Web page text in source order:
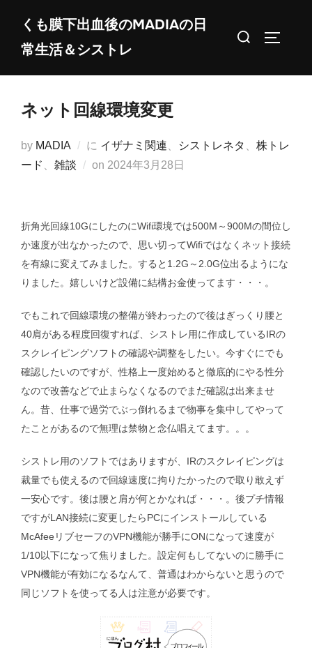
くも膜下出血後のMADIAの日
常生活＆シストレ
検
ネット回線環境変更
by MADIA に イザナミ関連 シストレネタ
株トレ
ード
雑談 on 投
2024年3月28日
折角光回線10GにしたのにWifi環境では500M～900Mの間位し
か速度が出なかったので、思い切ってWifiではなくネット接続
を有線に変えてみました。すると1.2G～2.0G位出るようにな
りました。嬉しいけど設備に結構お金使ってます・・・。
でもこれで回線環境の整備が終わったので後はぎっくり腰と
40肩がある程度回復すれば、シストレ用に作成しているIRの
スクレイピングソフトの確認や調整をしたい。今すぐにでも
確認したいのですが、性格上一度始めると徹底的にやる性分
なので改善などで止まらなくなるのでまだ確認は出来ませ
ん。昔、仕事で過労でぶっ倒れるまで物事を集中してやって
たことがあるので無理は禁物と念仏唱えてます。。。
シストレ用のソフトではありますが、IRのスクレイピングは
裁量でも使えるので回線速度に拘りたかったので取り敢えず
一安心です。後は腰と肩が何とかなれば・・・。後プチ情報
ですがLAN接続に変更したらPCにインストールしている
McAfeeリブセーフのVPN機能が勝手にONになって速度が
1/10以下になって焦りました。設定何もしてないのに勝手に
VPN機能が有効になるなんて、普通はわからないと思うので
同じソフトを使ってる人は注意が必要です。